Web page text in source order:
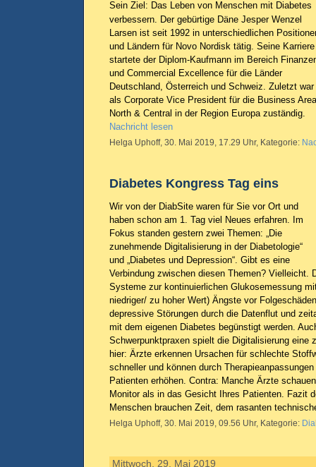
Sein Ziel: Das Leben von Menschen mit Diabetes
verbessern. Der gebürtige Däne Jesper Wenzel
Larsen ist seit 1992 in unterschiedlichen
und Ländern für Novo Nordisk tätig. Seine Karriere
startete der Diplom-Kaufmann im Bereich
und Commercial Excellence für die Länder
Deutschland, Österreich und Schweiz. Zuletzt war
als Corporate Vice President für die Business Area
North & Central in der Region Europa zuständig.
Nachricht lesen
Helga Uphoff, 30. Mai 2019, 17.29 Uhr, Kategorie:
Diabetes Kongress Tag eins
Wir von der DiabSite waren für Sie vor Ort und
haben schon am 1. Tag viel Neues erfahren. Im
Fokus standen gestern zwei Themen: „Die
zunehmende Digitalisierung in der Diabetologie“
und „Diabetes und Depression“. Gibt es eine
Verbindung zwischen diesen Themen? Vielleicht.
Systeme zur kontinuierlichen Glukosemessung
niedriger/ zu hoher Wert) Ängste vor
depressive Störungen durch die Datenflut und
mit dem eigenen Diabetes begünstigt werden.
Schwerpunktpraxen spielt die Digitalisierung eine
hier: Ärzte erkennen Ursachen für schlechte
schneller und können durch
Patienten erhöhen. Contra: Manche Ärzte
Monitor als in das Gesicht Ihres Patienten. Fazit
Menschen brauchen Zeit, dem rasanten
Helga Uphoff, 30. Mai 2019, 09.56 Uhr, Kategorie:
Mittwoch, 29. Mai 2019